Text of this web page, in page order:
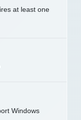
at least one
Windows